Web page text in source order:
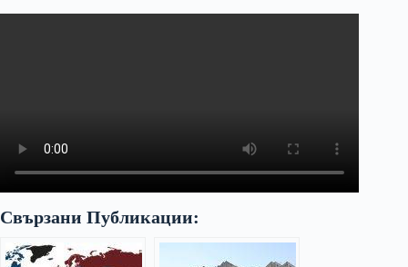
Свързани Публикации: